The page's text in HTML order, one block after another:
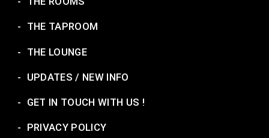
- THE TAPROOM
- THE LOUNGE
- UPDATES / NEW INFO
- GET IN TOUCH WITH US !
- PRIVACY POLICY